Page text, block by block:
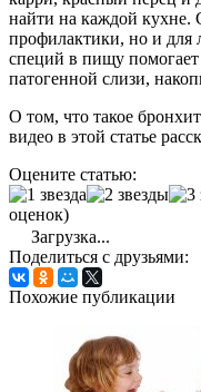
найти на каждой кухне.
профилактики, но и для
специй в пищу помогает
патогенной слизи,
О том, что такое
видео в этой статье
Оцените статью:
оценок)
Загрузка...
Поделиться с друзьями:
Похожие публикации